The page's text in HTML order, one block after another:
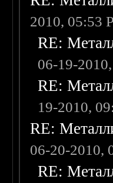
2010, 05:53
RE:
06-19-
RE:
19-2010,
RE:
06-20-2010,
RE: